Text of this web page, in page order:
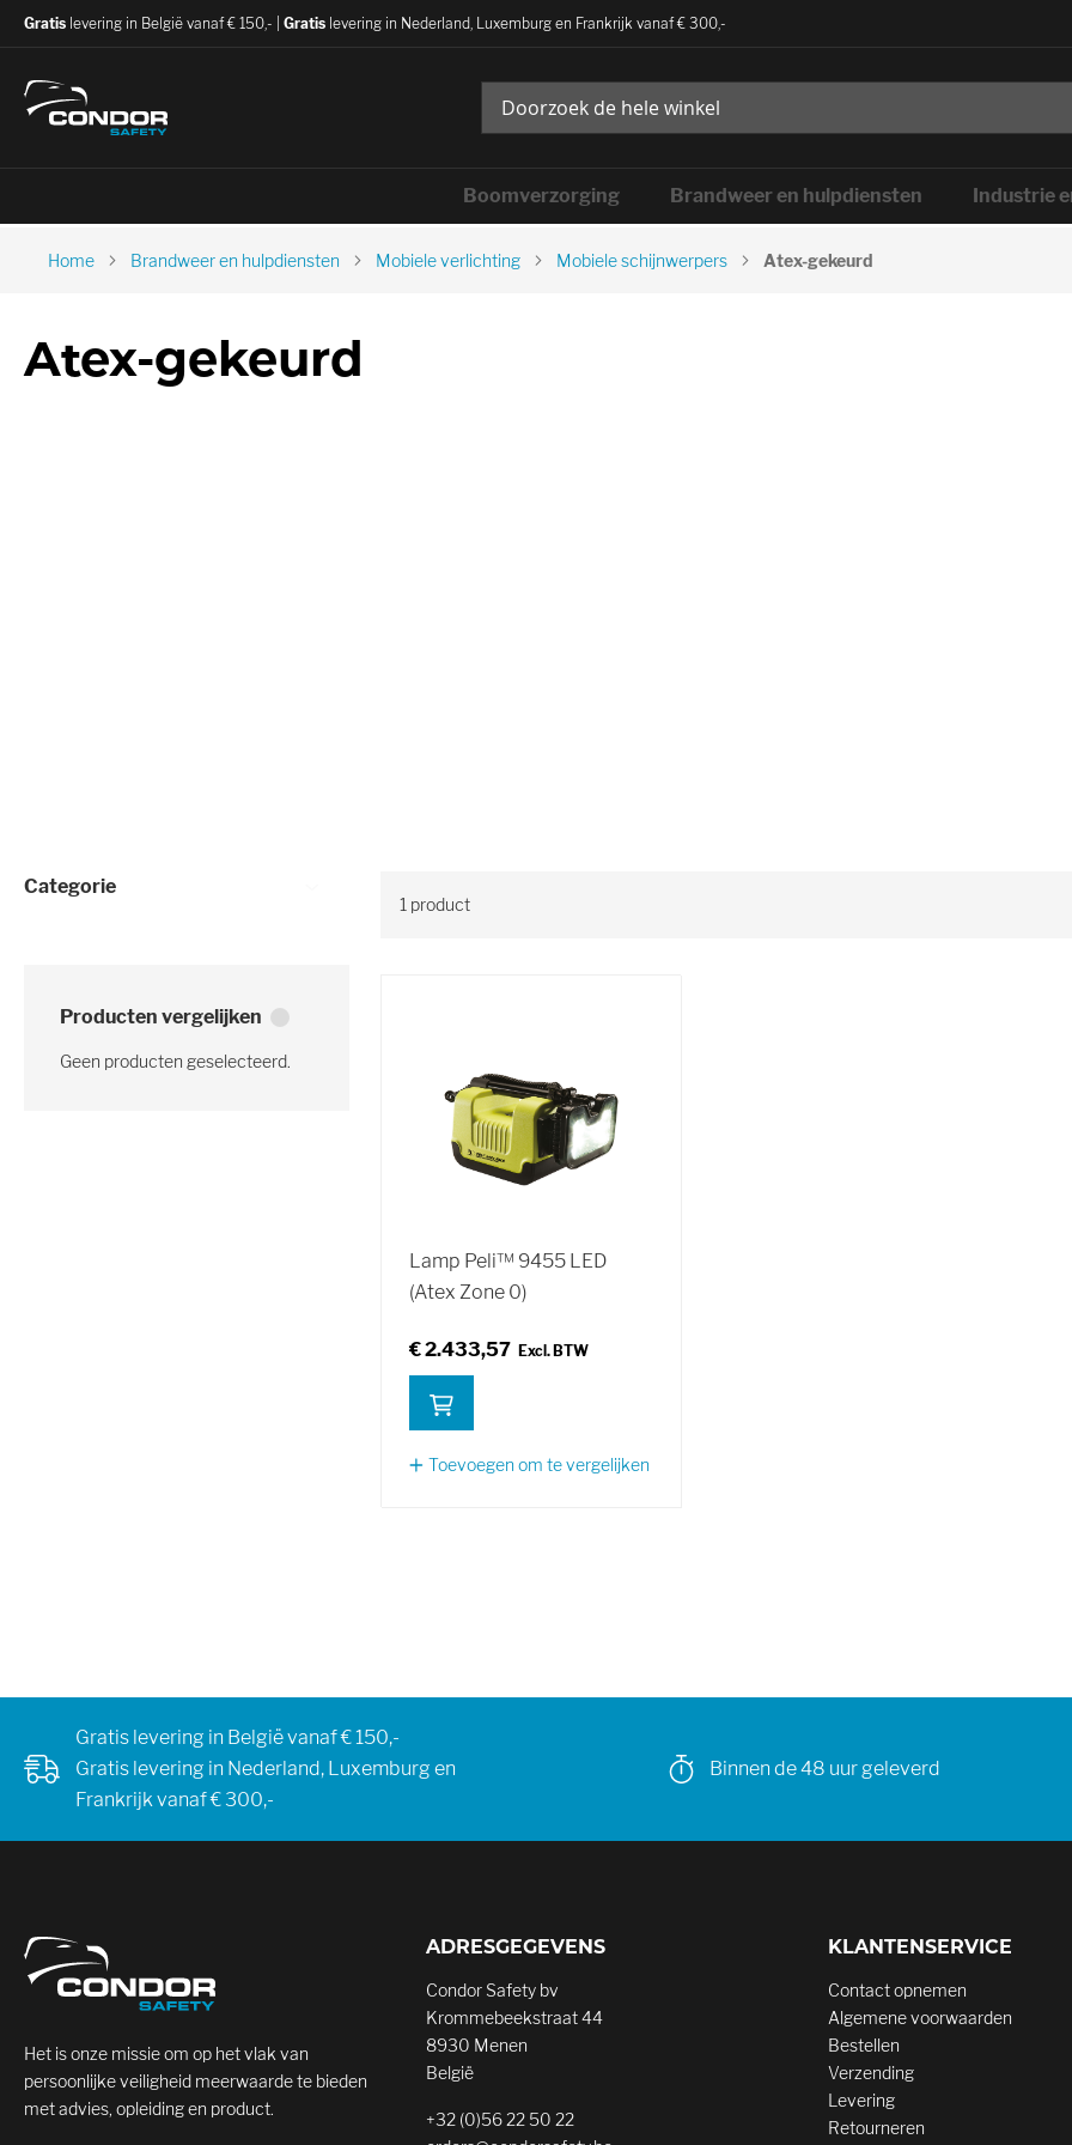
Gratis levering in België vanaf € 150,- | Gratis levering in Nederland, Luxemburg en Frankrijk vanaf € 300,-
Boomverzorging Brandweer en hulpdiensten Industrie
Home Brandweer en hulpdiensten Mobiele verlichting Mobiele schijnwerpers Atex-gekeurd
Atex-gekeurd
1 product
Lamp Peli™ 9455 LED
(Atex Zone 0)
€ 2.433,57
Toevoegen om te vergelijken
Selectie verfijnen
Categorie
Producten vergelijken
Geen producten geselecteerd.
Gratis levering in België vanaf € 150,-
Gratis levering in Nederland, Luxemburg en
Frankrijk vanaf € 300,-
Binnen de 48 uur geleverd
Het is onze missie om op het vlak van
persoonlijke veiligheid meerwaarde te bieden
met advies, opleiding en product.
ADRESGEGEVENS
Condor Safety bv
Krommebeekstraat 44
8930 Menen
België
+32 (0)56 22 50 22
KLANTENSERVICE
Contact opnemen
Algemene voorwaarden
Bestellen
Verzending
Levering
Retourneren